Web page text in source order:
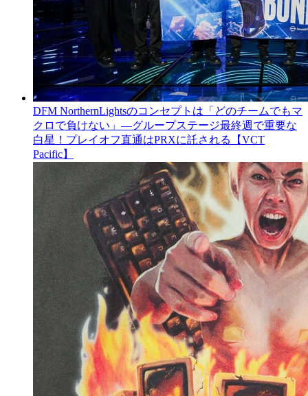
DFM NorthernLightsのコンセプトは「どのチームでもマ
クロで負けない」―グループステージ最終週で重要な
白星！プレイオフ直通はPRXに託される【VCT
Pacific】